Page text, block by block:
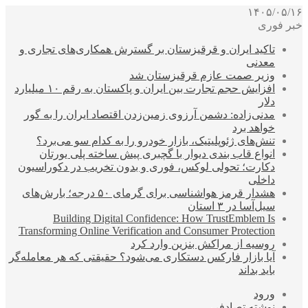
۱۴۰۵/۰۵/۱۶
خبر فوری
تاکید ایران و قرقیزستان بر گسترش همکاری‌های تجاری و
معدنی
وزیر صمت عازم قرقیزستان شد
افزایش حجم تجارت بین ایران و پاکستان به رقم ۱۰ میلیارد
دلار
مدنی‌زاده: دشمن آرزوی زمین‌زدن اقتصاد ایران را به گور
خواهد برد
تنش‌های ژئوپلیتیک، بازار خودرو را به کدام سو می‌برد؟
انواع قاب بندی دیوار با گچبری پیش ساخته پلی یورتان
دکارت؛ تحولی لوکس، فوری و بدون تخریب در دکوراسیون
داخلی
هشدار قرمز هواشناسی برای گرمای ۵۰ درجه؛ بارش‌های
سیل‌آسا در ۳ استان
Building Digital Confidence: How TrustEmblem Is
Transforming Online Verification and Consumer Protection
روسیه از مراکش بنزین وارد کرد
آیا بازار فارکس دستکاری می‌شود؟ حقیقتی که هر معامله‌گر
باید بداند
ورود